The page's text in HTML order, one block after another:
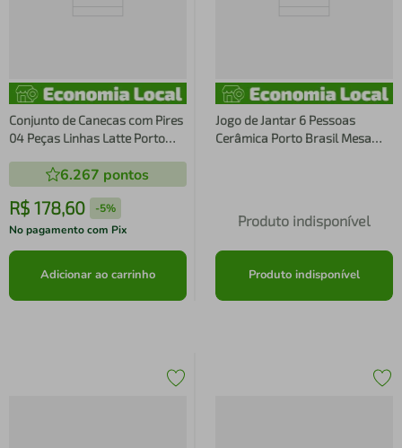
Conjunto de Canecas com Pires
04 Peças Linhas Latte Porto
6.267 pontos
R$ 178,60 -5%
No pagamento com Pix
Adicionar ao carrinho
Jogo de Jantar 6 Pessoas
Cerâmica Porto Brasil Mesa
Produto indisponível
Produto indisponível